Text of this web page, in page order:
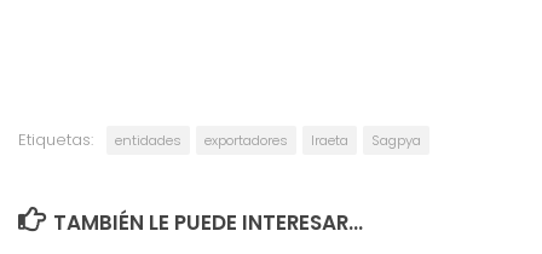
Etiquetas: entidades exportadores Iraeta Sagpya
TAMBIÉN LE PUEDE INTERESAR...